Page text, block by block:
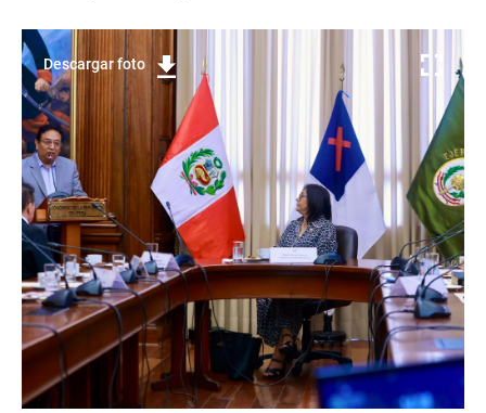
Descargar foto